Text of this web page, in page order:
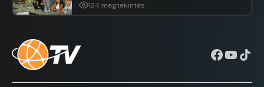
124 megtekintés